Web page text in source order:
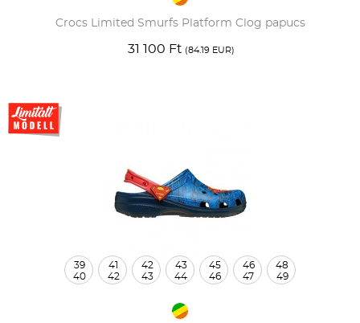
Crocs Limited Smurfs Platform Clog papucs
31 100 Ft (84.19 EUR)
39
40
41
42
42
43
43
44
45
46
46
47
48
49